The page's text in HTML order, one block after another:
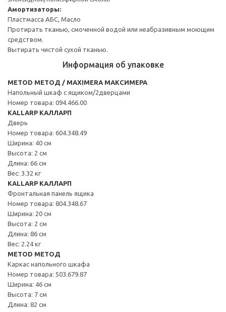
Амортизаторы:
Пластмасса АБС, Масло
Протирать тканью, смоченной водой или неабразивным моющим
средством.
Вытирать чистой сухой тканью.
Информация об упаковке
METOD МЕТОД / MAXIMERA МАКСИМЕРА
Напольный шкаф с ящиком/2дверцами
Номер товара: 094.466.00
KALLARP КАЛЛАРП
Дверь
Номер товара: 604.348.49
Ширина: 40 см
Высота: 2 см
Длина: 66 см
Вес: 3.32 кг
KALLARP КАЛЛАРП
Фронтальная панель ящика
Номер товара: 804.348.67
Ширина: 20 см
Высота: 2 см
Длина: 86 см
Вес: 2.24 кг
METOD МЕТОД
Каркас напольного шкафа
Номер товара: 503.679.87
Ширина: 46 см
Высота: 7 см
Длина: 82 см